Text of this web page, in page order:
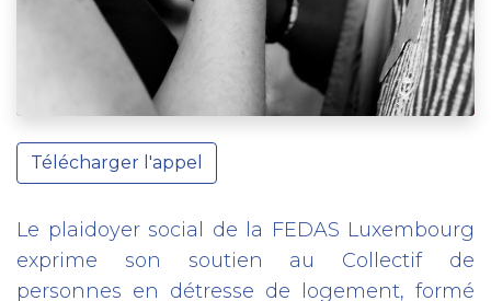
Télécharger l'appel
Le plaidoyer social de la FEDAS Luxembourg
exprime son soutien au Collectif de
personnes en détresse de logement, formé